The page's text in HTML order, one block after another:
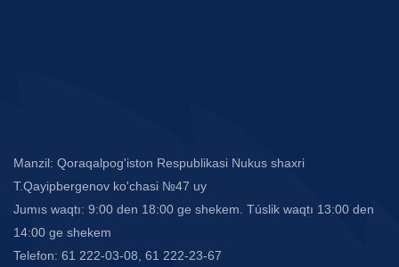
Manzil: Qoraqalpog'iston Respublikasi Nukus shaxri
T.Qayipbergenov ko'chasi №47 uy
Jumıs waqtı: 9:00 den 18:00 ge shekem. Túslik waqtı 13:00 den
14:00 ge shekem
Telefon: 61 222-03-08, 61 222-23-67